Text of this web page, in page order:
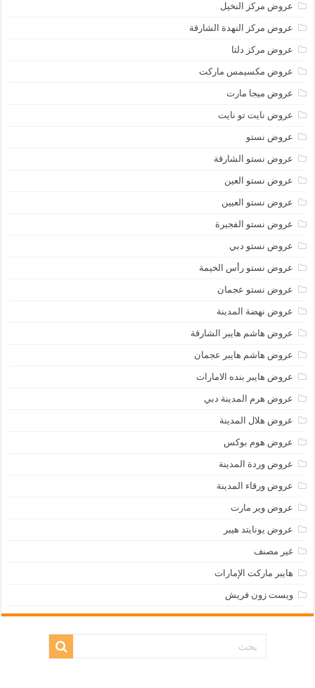
عروض مركز النخيل
عروض مركز النهدة الشارقة
عروض مركز دلتا
عروض مكسيمس ماركت
عروض ميجا مارت
عروض نايت تو نايت
عروض نستو
عروض نستو الشارقة
عروض نستو العين
عروض نستو العيين
عروض نستو الفجيرة
عروض نستو دبي
عروض نستو رأس الخيمة
عروض نستو عجمان
عروض نهضة المدينة
عروض هاشم هايبر الشارقة
عروض هاشم هايبر عجمان
عروض هايبر بنده الامارات
عروض هرم المدينة دبي
عروض هلال المدينة
عروض هوم بوكس
عروض وردة المدينة
عروض ورقاء المدينة
عروض وير مارت
عروض يونايتد هيبر
غير مصنف
هايبر ماركت الإمارات
ويست زون فريش